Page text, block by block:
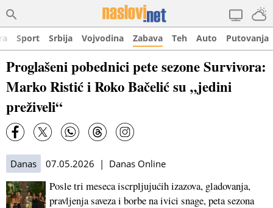
Sport Srbija Vojvodina Zabava Teh Auto Putovanja
Proglašeni pobednici pete sezone Survivora:
Marko Ristić i Roko Bačelić su „jedini
preživeli“
Danas 07.05.2026 | Danas Online
Posle tri meseca iscrpljujućih izazova, gladovanja,
pravljenja saveza i borbe na ivici snage, peta sezona